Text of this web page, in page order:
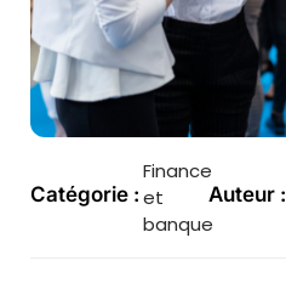
Catégorie :
Finance
et
banque
Auteur :